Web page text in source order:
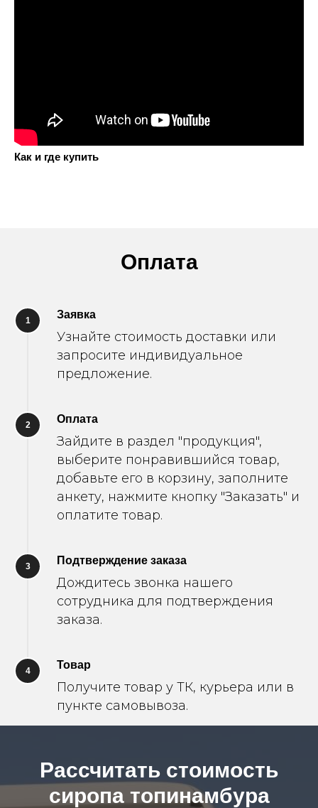
Как и где купить
Оплата
1 Заявка
Узнайте стоимость доставки или
запросите индивидуальное
предложение.
2 Оплата
Зайдите в раздел "продукция",
выберите понравившийся товар,
добавьте его в корзину, заполните
анкету, нажмите кнопку "Заказать" и
оплатите товар.
3 Подтверждение заказа
Дождитесь звонка нашего
сотрудника для подтверждения
заказа.
4 Товар
Получите товар у ТК, курьера или в
пункте самовывоза.
Рассчитать стоимость
сиропа топинамбура